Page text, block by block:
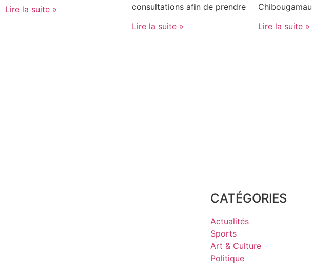
Lire la suite »
consultations afin de prendre
Lire la suite »
Chibougamau
Lire la suite »
CATÉGORIES
Actualités
Sports
Art & Culture
Politique